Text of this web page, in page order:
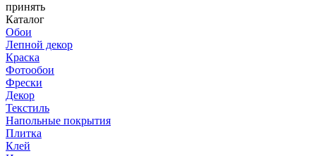
принять
Каталог
Обои
Лепной декор
Краска
Фотообои
Фрески
Декор
Текстиль
Напольные покрытия
Плитка
Клей